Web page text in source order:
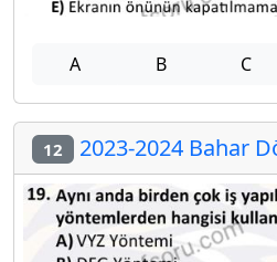
A B C
12 2023-2024 Bahar